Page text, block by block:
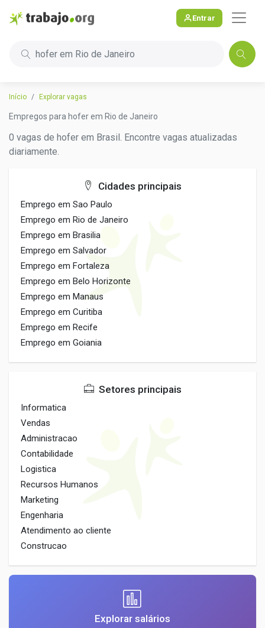
Entrar
hofer em Rio de Janeiro
Início Explorar vagas
Empregos para hofer em Rio de Janeiro
0 vagas de hofer em Brasil. Encontre vagas atualizadas
diariamente.
Cidades principais
Emprego em Sao Paulo
Emprego em Rio de Janeiro
Emprego em Brasilia
Emprego em Salvador
Emprego em Fortaleza
Emprego em Belo Horizonte
Emprego em Manaus
Emprego em Curitiba
Emprego em Recife
Emprego em Goiania
Setores principais
Informatica
Vendas
Administracao
Contabilidade
Logistica
Recursos Humanos
Marketing
Engenharia
Atendimento ao cliente
Construcao
Explorar salários